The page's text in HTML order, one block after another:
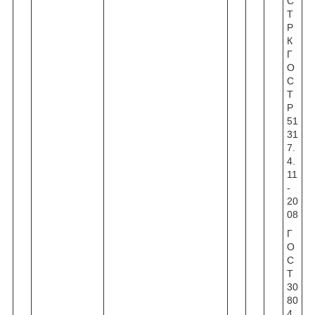
Т
Р
К
Г
О
С
Т
Р
51
31
7.
4.
11
-
20
08
Г
О
С
Т
30
80